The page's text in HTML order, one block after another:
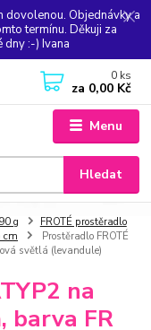
dovolenou. Objednávky a
termínu. Děkuji za
dny :-) Ivana
Menu
Hledat
0 ks
za 0,00 Kč
g
FROTÉ prostěradlo
cm
Prostěradlo FROTÉ
světlá (levandule)
na
barva FR